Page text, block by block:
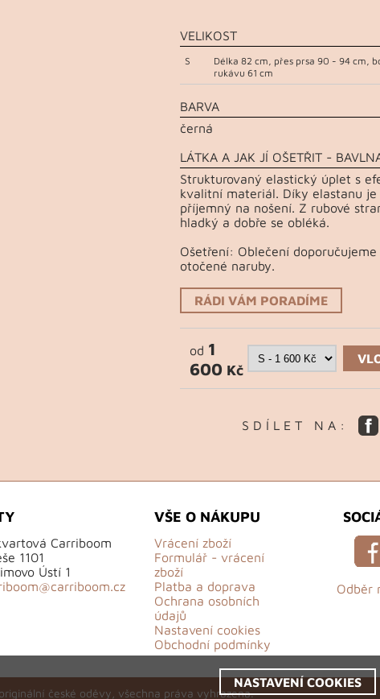
VELIKOST
S
Délka 82 cm, přes prsa 90 - 94 cm,
rukávu 61 cm
BARVA
černá
LÁTKA A JAK JÍ OŠETŘIT -
Strukturovaný elastický úplet s
kvalitní materiál. Díky elastanu je
příjemný na nošení. Z rubové
hladký a dobře se obléká.
Ošetření: Oblečení
otočené naruby.
RÁDI VÁM PORADÍME
od 1
600 Kč
S D Í L E T N A :
Carriboom
1101
Ústí 1
VŠE O NÁKUPU
Vrácení zboží
Formulář - vrácení
zboží
Platba a doprava
Ochrana osobních
údajů
Nastavení cookies
Obchodní podmínky
Odběr
české oděvy, všechna práva vyhrazena.
NASTAVENÍ COOKIES